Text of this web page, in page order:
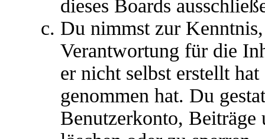
dieses Boards
Du nimmst zur
Verantwortung für die
er nicht selbst erstellt
genommen hat. Du
Benutzerkonto,